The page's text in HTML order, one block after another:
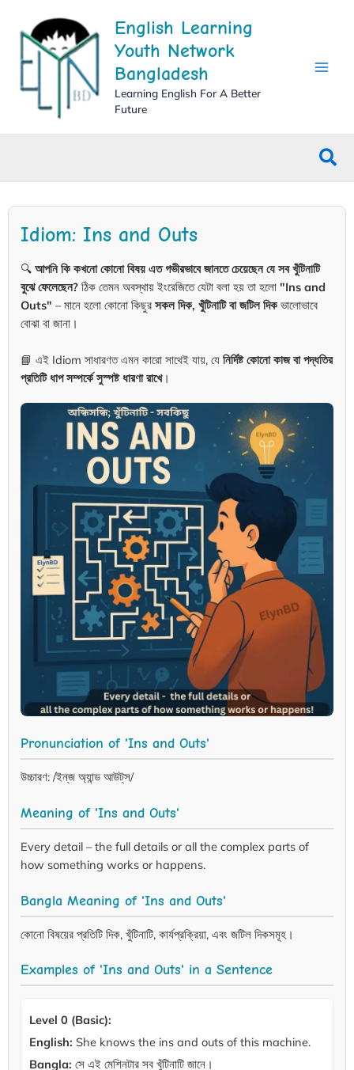
content
English Learning
Youth Network
Bangladesh
Learning English For A Better
Future
Idiom: Ins and Outs
🔍 আপনি কি কখনো কোনো বিষয় এত গভীরভাবে জানতে চেয়েছেন যে সব খুঁটিনাটি
বুঝে ফেলেছেন? ঠিক তেমন অবস্থায় ইংরেজিতে যেটা বলা হয় তা হলো "Ins and
Outs" – মানে হলো কোনো কিছুর সকল দিক, খুঁটিনাটি বা জটিল দিকভালোভাবে
বোঝা বা জানা।
📘 এই Idiom সাধারণত এমন কারো সাথেই যায়, যে নির্দিষ্ট কোনো কাজ বা পদ্ধতির
প্রতিটি ধাপ সম্পর্কে সুস্পষ্ট ধারণা রাখে।
Pronunciation of 'Ins and Outs'
উচ্চারণ: /ইন্‌জ অ্যান্ড আউট্‌স/
Meaning of 'Ins and Outs'
Every detail – the full details or all the complex parts of
how something works or happens.
Bangla Meaning of 'Ins and Outs'
কোনো বিষয়ের প্রতিটি দিক, খুঁটিনাটি, কার্যপ্রক্রিয়া, এবং জটিল দিকসমূহ।
Examples of 'Ins and Outs' in a Sentence
Level 0 (Basic):
English: She knows the ins and outs of this machine.
Bangla: সে এই মেশিনটার সব খুঁটিনাটি জানে।